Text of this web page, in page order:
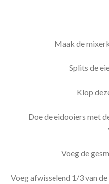
Maak de
Splits de
Klop
Doe de eidooiers met
Voeg de
Voeg afwisselend 1/3 van